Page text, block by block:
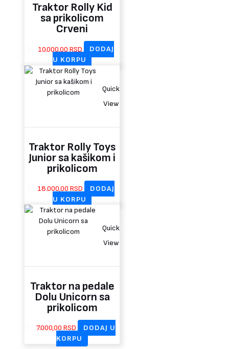
Traktor Rolly Kid
sa prikolicom
Crveni
10.000,00RSD
DODAJ
U KORPU
Quick
View
Traktor Rolly Toys
Junior sa kašikom i
prikolicom
18.000,00RSD
DODAJ
U KORPU
Quick
View
Traktor na pedale
Dolu Unicorn sa
prikolicom
7.000,00RSD
DODAJ U
KORPU